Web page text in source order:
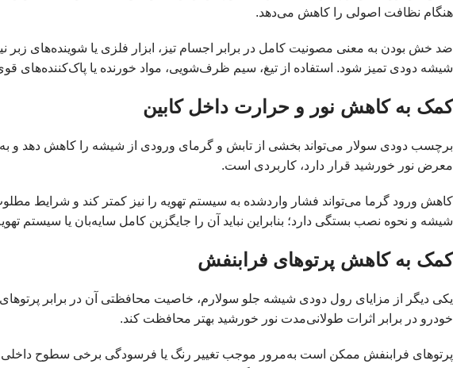
هنگام نظافت اصولی را کاهش می‌دهد.
ضد خش بودن به معنی مصونیت کامل در برابر اجسام تیز، ابزار فلزی یا شوینده‌های
شیشه دودی تمیز شود. استفاده از تیغ، سیم ظرف‌شویی، مواد خورنده یا
کمک به کاهش نور و حرارت داخل کابین
برچسب دودی سولار می‌تواند بخشی از تابش و گرمای ورودی از شیشه را کاهش دهد و به
معرض نور خورشید قرار دارد، کاربردی است.
کاهش ورود گرما می‌تواند فشار واردشده به سیستم تهویه را نیز کمتر کند و شرایط
شیشه و نحوه نصب بستگی دارد؛ بنابراین نباید آن را جایگزین کامل سایه‌بان یا سیستم
کمک به کاهش پرتوهای فرابنفش
خودرو در برابر اثرات طولانی‌مدت نور خورشید بهتر محافظت کند.